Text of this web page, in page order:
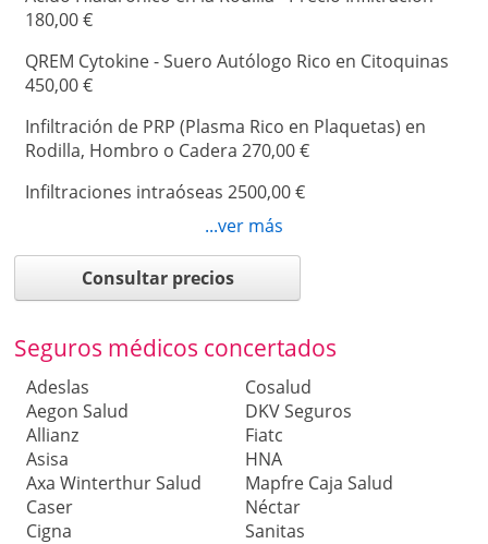
180,00 €
QREM Cytokine - Suero Autólogo Rico en Citoquinas
450,00 €
Infiltración de PRP (Plasma Rico en Plaquetas) en
Rodilla, Hombro o Cadera 270,00 €
Infiltraciones intraóseas 2500,00 €
Rizólisis lumbar 2500,00 €
Infiltración de Proloterapia 75,00 €
...ver más
Consultar precios
Seguros médicos concertados
Adeslas
Aegon Salud
Allianz
Asisa
Axa Winterthur Salud
Caser
Cigna
Cosalud
DKV Seguros
Fiatc
HNA
Mapfre Caja Salud
Néctar
Sanitas